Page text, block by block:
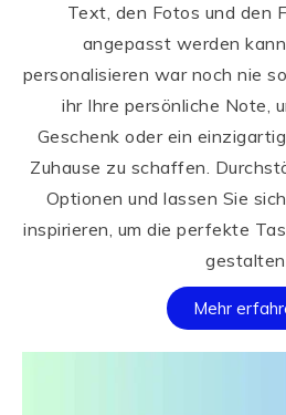
Text, den Fotos und den
angepasst werden
personalisieren war noch nie
ihr Ihre persönliche Note,
Geschenk oder ein
Zuhause zu schaffen.
Optionen und lassen Sie
inspirieren, um die perfekte
Mehr